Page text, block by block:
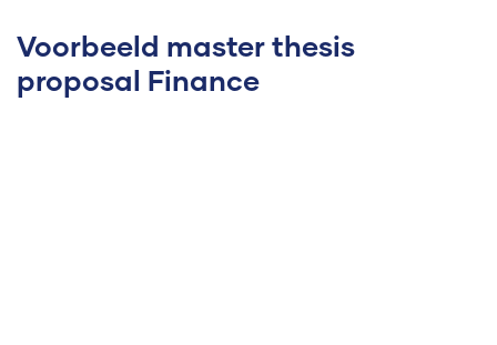
Voorbeeld master thesis
proposal Finance